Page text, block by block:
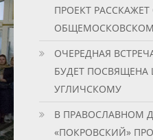
ПРОЕКТ РАССКАЖЕТ
ОЧЕРЕДНАЯ
БУДЕТ
УГЛИЧСКОМУ
В ПРАВОСЛАВНОМ
«ПОКРОВСКИЙ»